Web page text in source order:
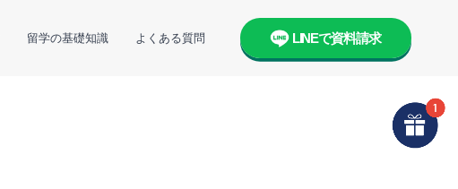
留学の基礎知識 よくある質問 LINEで資料請求